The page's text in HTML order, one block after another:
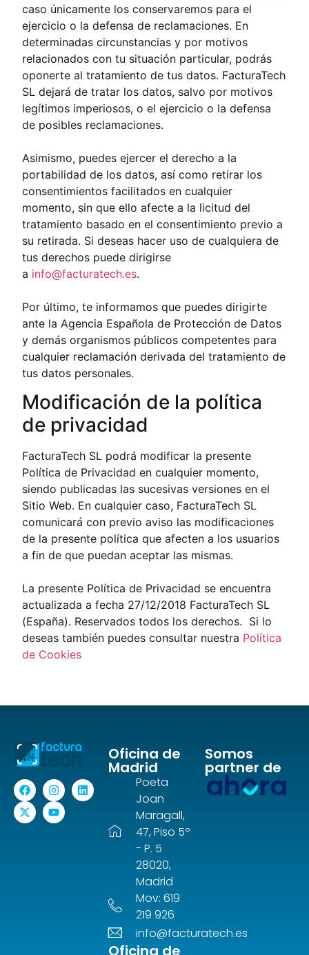
caso únicamente los conservaremos para el
ejercicio o la defensa de reclamaciones. En
determinadas circunstancias y por motivos
relacionados con tu situación particular, podrás
oponerte al tratamiento de tus datos. FacturaTech
SL dejará de tratar los datos, salvo por motivos
legítimos imperiosos, o el ejercicio o la defensa
de posibles reclamaciones.
Asimismo, puedes ejercer el derecho a la
portabilidad de los datos, así como retirar los
consentimientos facilitados en cualquier
momento, sin que ello afecte a la licitud del
tratamiento basado en el consentimiento previo a
su retirada. Si deseas hacer uso de cualquiera de
tus derechos puede dirigirse
a info@facturatech.es.
Por último, te informamos que puedes dirigirte
ante la Agencia Española de Protección de Datos
y demás organismos públicos competentes para
cualquier reclamación derivada del tratamiento de
tus datos personales.
Modificación de la política
de privacidad
FacturaTech SL podrá modificar la presente
Política de Privacidad en cualquier momento,
siendo publicadas las sucesivas versiones en el
Sitio Web. En cualquier caso, FacturaTech SL
comunicará con previo aviso las modificaciones
de la presente política que afecten a los usuarios
a fin de que puedan aceptar las mismas.
La presente Política de Privacidad se encuentra
actualizada a fecha 27/12/2018 FacturaTech SL
(España). Reservados todos los derechos. Si lo
deseas también puedes consultar nuestra Política
de Cookies
Oficina de
Madrid
Poeta
Joan
Maragall,
47, Piso 5º
- P. 5
28020,
Madrid
Mov: 619
219 926
info@facturatech.es
Oficina de
Somos
partner de